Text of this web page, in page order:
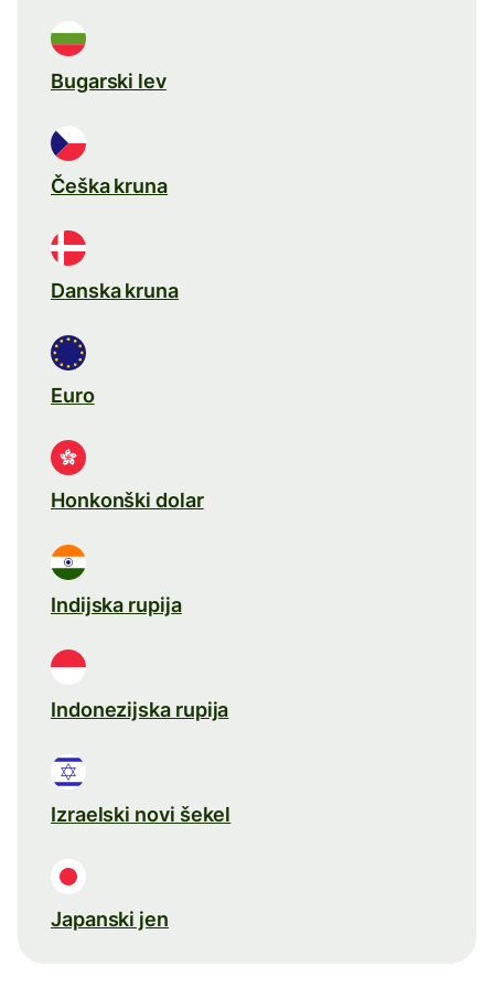
Bugarski lev
Češka kruna
Danska kruna
Euro
Honkonški dolar
Indijska rupija
Indonezijska rupija
Izraelski novi šekel
Japanski jen